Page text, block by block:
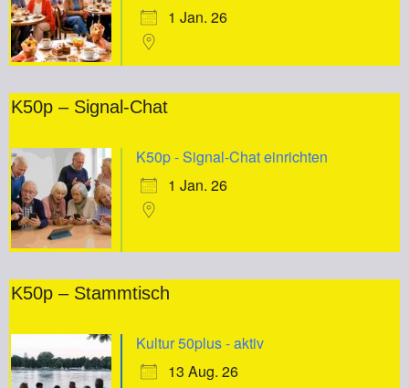
1 Jan. 26
K50p – Signal-Chat
K50p - Signal-Chat einrichten
1 Jan. 26
K50p – Stammtisch
Kultur 50plus - aktiv
13 Aug. 26